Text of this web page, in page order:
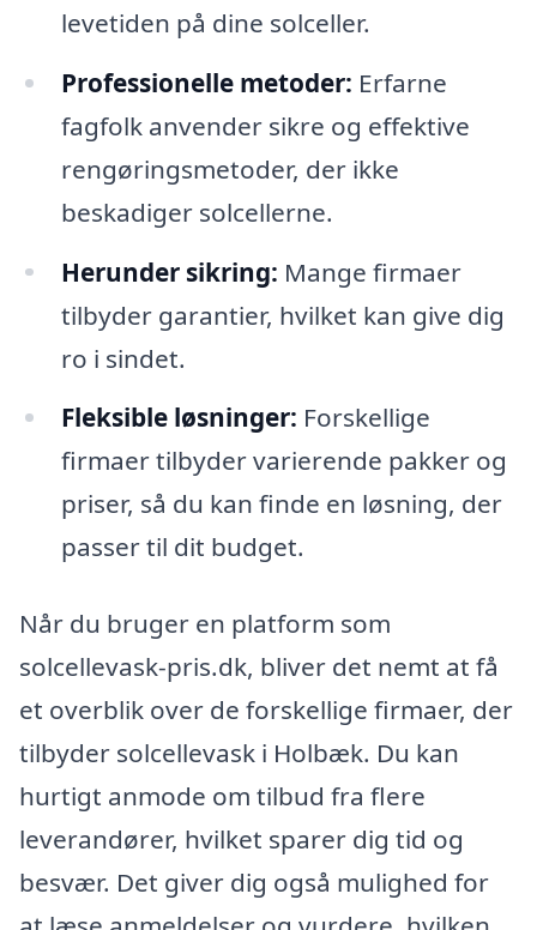
levetiden på dine solceller.
Professionelle metoder: Erfarne
fagfolk anvender sikre og effektive
rengøringsmetoder, der ikke
beskadiger solcellerne.
Herunder sikring: Mange firmaer
tilbyder garantier, hvilket kan give dig
ro i sindet.
Fleksible løsninger: Forskellige
firmaer tilbyder varierende pakker og
priser, så du kan finde en løsning, der
passer til dit budget.
Når du bruger en platform som
solcellevask-pris.dk, bliver det nemt at få
et overblik over de forskellige firmaer, der
tilbyder solcellevask i Holbæk. Du kan
hurtigt anmode om tilbud fra flere
leverandører, hvilket sparer dig tid og
besvær. Det giver dig også mulighed for